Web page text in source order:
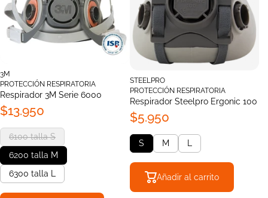
3M
PROTECCIÓN RESPIRATORIA
Respirador 3M Serie 6000
$13.950
6100 talla S
6200 talla M
6300 talla L
STEELPRO
PROTECCIÓN RESPIRATORIA
Respirador Steelpro Ergonic 100
$5.950
S M L
Añadir al carrito